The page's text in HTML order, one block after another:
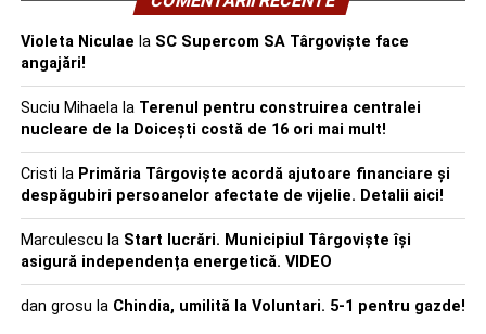
Violeta Niculae la SC Supercom SA Târgoviște face
angajări!
Suciu Mihaelala Terenul pentru construirea centralei
nucleare de la Doicești costă de 16 ori mai mult!
Cristi la Primăria Târgoviște acordă ajutoare financiare și
despăgubiri persoanelor afectate de vijelie. Detalii aici!
Marculescu la Start lucrări. Municipiul Târgoviște își
asigură independența energetică. VIDEO
dan grosu la Chindia, umilită la Voluntari. 5-1 pentru gazde!